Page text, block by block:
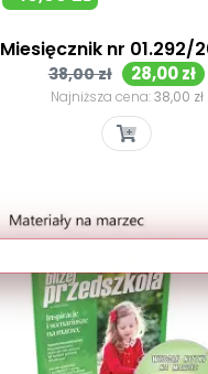
Miesięcznik nr 01.292/
Cena
podstawowa
38,00 zł Cena
28,00 zł
Najniższa cena:38,00 zł
Szybki podgląd